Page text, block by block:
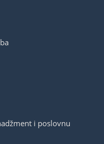
i poslovnu